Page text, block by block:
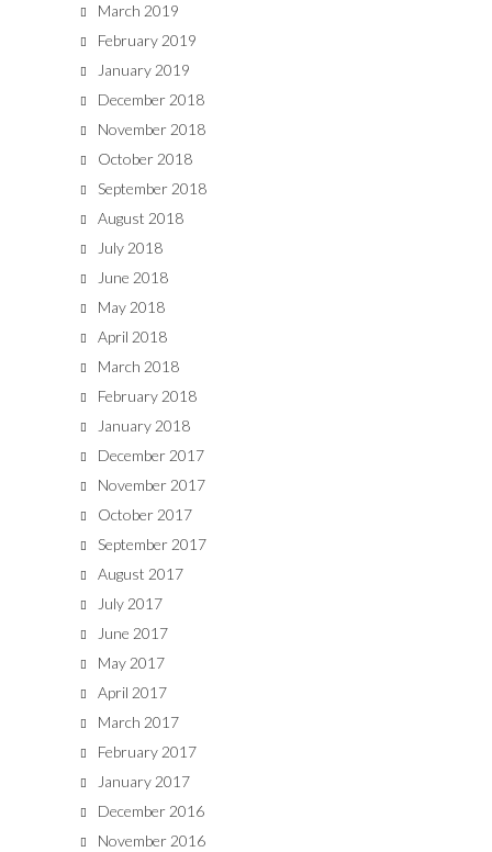
March 2019
February 2019
January 2019
December 2018
November 2018
October 2018
September 2018
August 2018
July 2018
June 2018
May 2018
April 2018
March 2018
February 2018
January 2018
December 2017
November 2017
October 2017
September 2017
August 2017
July 2017
June 2017
May 2017
April 2017
March 2017
February 2017
January 2017
December 2016
November 2016